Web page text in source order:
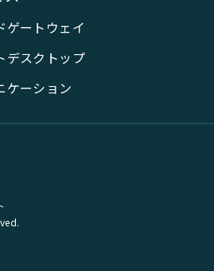
ゲートウェイ
デスクトップ
ケーション